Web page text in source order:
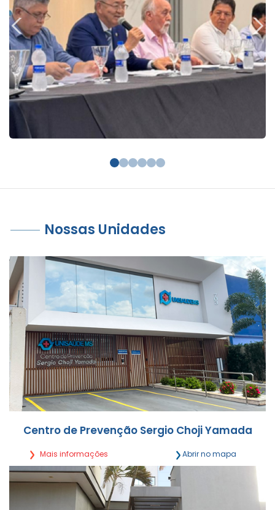
Nossas Unidades
Centro de Prevenção Sergio Choji Yamada
Mais informações Abrir no mapa
Rua Rui Barbosa, 703 Centro - Campo Grande/MS
Segunda a Sexta, das 7h às 21h